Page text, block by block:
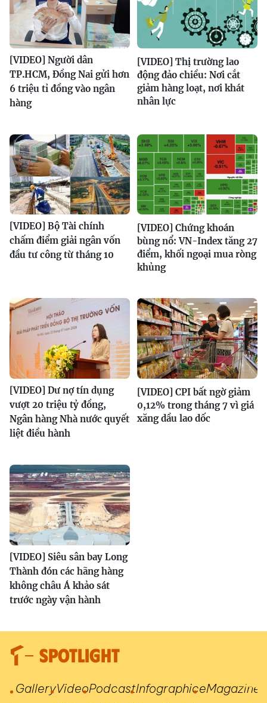
[VIDEO] Người dân
TP.HCM, Đồng Nai gửi hơn
6 triệu tỉ đồng vào ngân
hàng
[VIDEO] Thị trường lao
động đảo chiều: Nơi cắt
giảm hàng loạt, nơi khát
nhân lực
[VIDEO] Bộ Tài chính
chấm điểm giải ngân vốn
đầu tư công từ tháng 10
[VIDEO] Chứng khoán
bùng nổ: VN-Index tăng 27
điểm, khối ngoại mua ròng
khủng
[VIDEO] Dư nợ tín dụng
vượt 20 triệu tỷ đồng,
Ngân hàng Nhà nước quyết
liệt điều hành
[VIDEO] CPI bất ngờ giảm
0,12% trong tháng 7 vì giá
xăng dầu lao dốc
[VIDEO] Siêu sân bay Long
Thành đón các hãng hàng
không châu Á khảo sát
trước ngày vận hành
SPOTLIGHT
GalleryVideoPodcastInfographiceMagazine